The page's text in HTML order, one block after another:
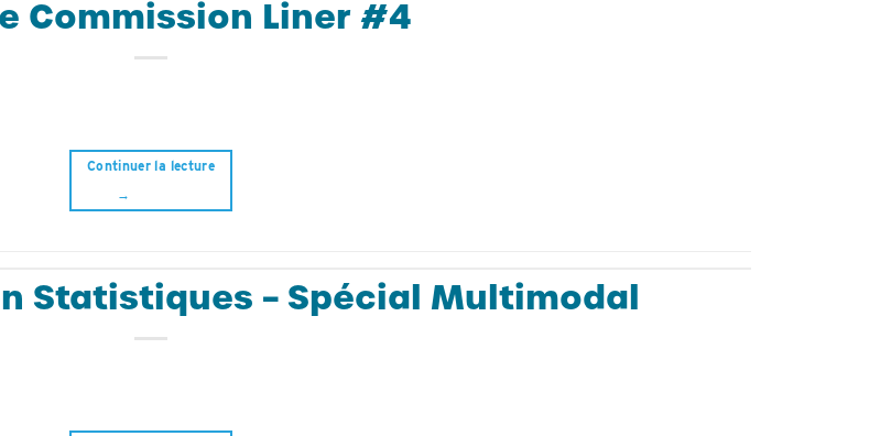
Commission Liner #4
Continuer la lecture
→
Statistiques – Spécial Multimodal